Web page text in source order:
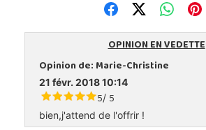
OPINION EN VEDETTE
Opinion de:Marie-Christine
21 févr. 2018 10:14
5/ 5
bien,j'attend de l'offrir !